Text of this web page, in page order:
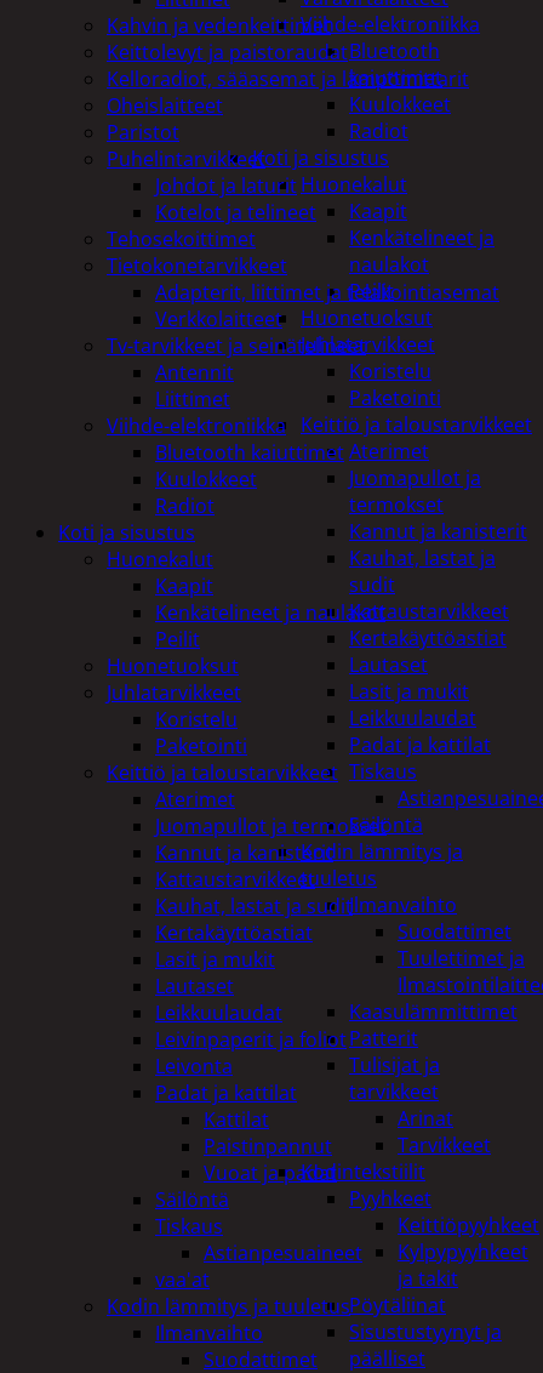
Viihde-elektroniikka
Bluetooth
kaiuttimet
Kuulokkeet
Radiot
Koti ja sisustus
Huonekalut
Kaapit
Kenkätelineet ja
naulakot
Peilit
Huonetuoksut
Juhlatarvikkeet
Koristelu
Paketointi
Keittiö ja taloustarvikkeet
Aterimet
Juomapullot ja
termokset
Kannut ja kanisterit
Kauhat, lastat ja
sudit
Kattaustarvikkeet
Kertakäyttöastiat
Lautaset
Lasit ja mukit
Leikkuulaudat
Padat ja kattilat
Tiskaus
Säilöntä
Kodin lämmitys ja
tuuletus
Ilmanvaihto
Suodattimet
Tuulettimet ja
Kaasulämmittimet
Patterit
Tulisijat ja
tarvikkeet
Arinat
Tarvikkeet
Kodintekstiilit
Pyyhkeet
Keittiöpyyhkeet
Kylpypyyhkeet
ja takit
Pöytäliinat
Sisustustyynyt ja
päälliset
Kahvin ja vedenkeittimet
Keittolevyt ja paistoraudat
Kelloradiot, sääasemat ja lämpömittarit
Oheislaitteet
Paristot
Puhelintarvikkeet
Johdot ja laturit
Kotelot ja telineet
Tehosekoittimet
Tietokonetarvikkeet
Adapterit, liittimet ja telakointiasemat
Verkkolaitteet
Tv-tarvikkeet ja seinätelineet
Antennit
Liittimet
Viihde-elektroniikka
Bluetooth kaiuttimet
Kuulokkeet
Radiot
Koti ja sisustus
Huonekalut
Kaapit
Kenkätelineet ja naulakot
Peilit
Huonetuoksut
Juhlatarvikkeet
Koristelu
Paketointi
Keittiö ja taloustarvikkeet
Aterimet
Juomapullot ja termokset
Kannut ja kanisterit
Kattaustarvikkeet
Kauhat, lastat ja sudit
Kertakäyttöastiat
Lasit ja mukit
Lautaset
Leikkuulaudat
Leivinpaperit ja foliot
Leivonta
Padat ja kattilat
Kattilat
Paistinpannut
Vuoat ja padat
Säilöntä
Tiskaus
Astianpesuaineet
vaa'at
Kodin lämmitys ja tuuletus
Ilmanvaihto
Suodattimet